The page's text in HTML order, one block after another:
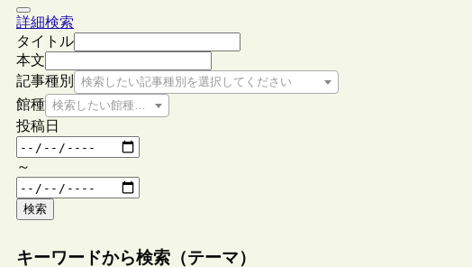
詳細検索
タイトル
本文
記事種別
検索したい記事種別を選択してください
館種 検索したい館種を選択してください
投稿日
～
検索
キーワードから検索（テーマ）